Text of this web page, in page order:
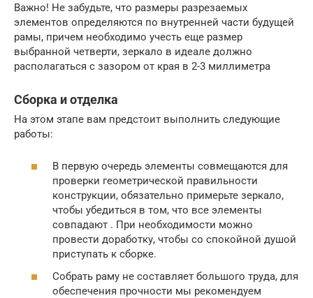
Важно! Не забудьте, что размеры разрезаемых
элементов определяются по внутренней части будущей
рамы, причем необходимо учесть еще размер
выбранной четверти, зеркало в идеале должно
располагаться с зазором от края в 2-3 миллиметра
Сборка и отделка
На этом этапе вам предстоит выполнить следующие
работы:
В первую очередь элементы совмещаются для
проверки геометрической правильности
конструкции, обязательно примерьте зеркало,
чтобы убедиться в том, что все элементы
совпадают . При необходимости можно
провести доработку, чтобы со спокойной душой
приступать к сборке.
Собрать раму не составляет большого труда, для
обеспечения прочности мы рекомендуем